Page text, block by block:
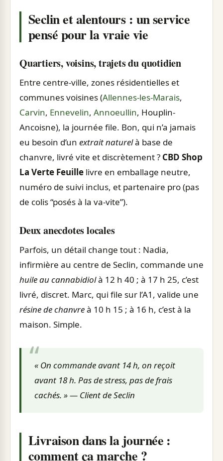
Seclin et alentours : un service
pensé pour la vraie vie
Quartiers, voisins, trajets du quotidien
Entre centre-ville, zones résidentielles et
communes voisines (Allennes-les-Marais,
Carvin, Ennevelin, Annoeullin, Houplin-
Ancoisne), la journée file. Bon, qui n’a jamais
eu besoin d’un extrait naturelà base de
chanvre, livré vite et discrètement ? CBD Shop
La Verte Feuille livre en emballage neutre,
numéro de suivi inclus, et partenaire pro (pas
de colis “posés à la va-vite”).
Deux anecdotes locales
Parfois, un détail change tout : Nadia,
infirmière au centre de Seclin, commande une
huile au cannabidiolà 12 h 40 ; à 17 h 25, c’est
livré, discret. Marc, qui file sur l’A1, valide une
résine de chanvreà 10 h 15 ; à 16 h, c’est à la
maison. Simple.
« On commande avant 14 h, on reçoit
avant 18 h. Pas de stress, pas de frais
cachés. » — Client de Seclin
Livraison dans la journée :
comment ça marche ?